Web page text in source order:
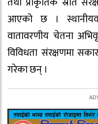
आएको छ ।
वातावरणीय चेतना
विविधता संरक्षणमा
गरेका छन् ।